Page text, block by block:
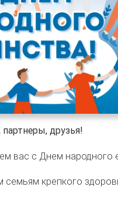
друзья!
вас с Днем народного
крепкого